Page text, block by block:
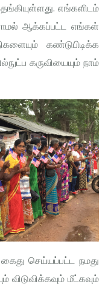
எங்களிடம்
ஆக்கப்பட்ட எங்கள்
கண்டுபிடிக்க
கருவியையும் நாம்
செய்யப்பட்ட நமது
மீட்கவும்